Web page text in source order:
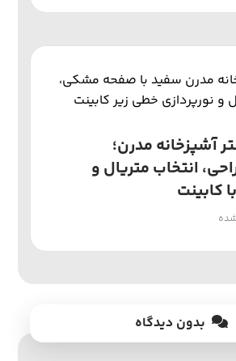
آشپزخانه مدرن؛
انتخاب متریال و
کابینت
بدون دیدگاه